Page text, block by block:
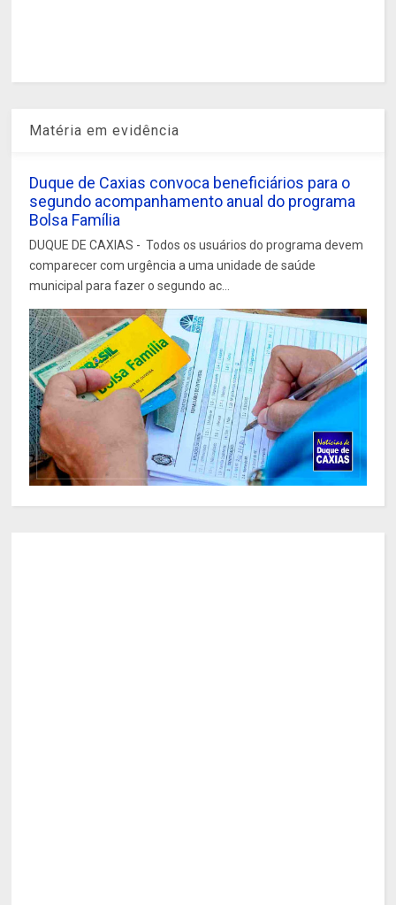
Matéria em evidência
Duque de Caxias convoca beneficiários para o
segundo acompanhamento anual do programa
Bolsa Família
DUQUE DE CAXIAS - Todos os usuários do programa devem
comparecer com urgência a uma unidade de saúde
municipal para fazer o segundo ac...